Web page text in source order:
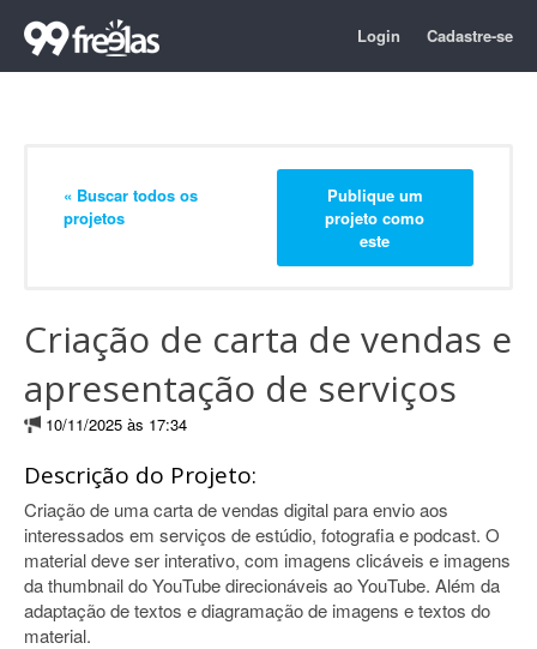
Login Cadastre-se
« Buscar todos os
projetos
Publique um
projeto como
este
Criação de carta de vendas e
apresentação de serviços
10/11/2025 às 17:34
Descrição do Projeto:
Criação de uma carta de vendas digital para envio aos
interessados em serviços de estúdio, fotografia e podcast. O
material deve ser interativo, com imagens clicáveis e imagens
da thumbnail do YouTube direcionáveis ao YouTube. Além da
adaptação de textos e diagramação de imagens e textos do
material.